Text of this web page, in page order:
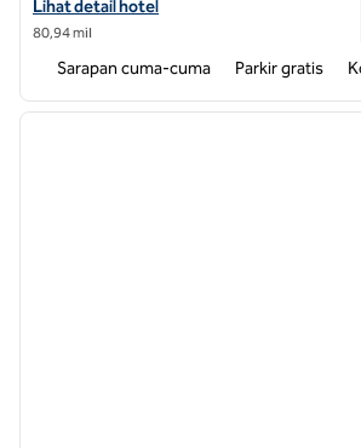
Lihat detail hotel untuk Tru by Hilton Rocky
Lihat detail hotel
80,94 mil
Sarapan cuma-cuma Parkir gratis
1 dari 12